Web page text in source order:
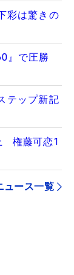
彩は驚きの
』で圧勝
テップ新記
権藤可恋1
ュース一覧